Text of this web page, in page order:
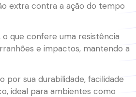
extra contra a ação do tempo
que confere uma resistência
e impactos, mantendo a
por sua durabilidade, facilidade
ideal para ambientes como